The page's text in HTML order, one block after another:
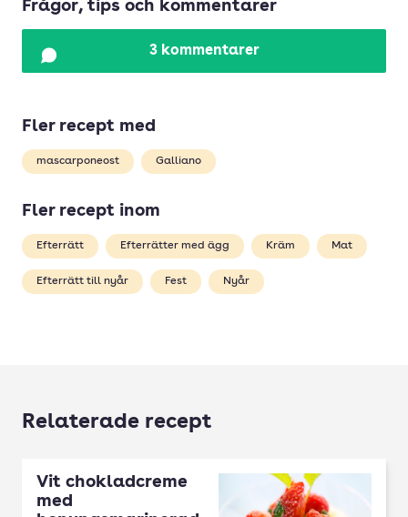
Frågor, tips och kommentarer
3 kommentarer
Fler recept med
mascarponeost Galliano
Fler recept inom
Efterrätt Efterrätter med ägg Kräm Mat
Efterrätt till nyår Fest Nyår
Relaterade recept
Vit chokladcreme
med